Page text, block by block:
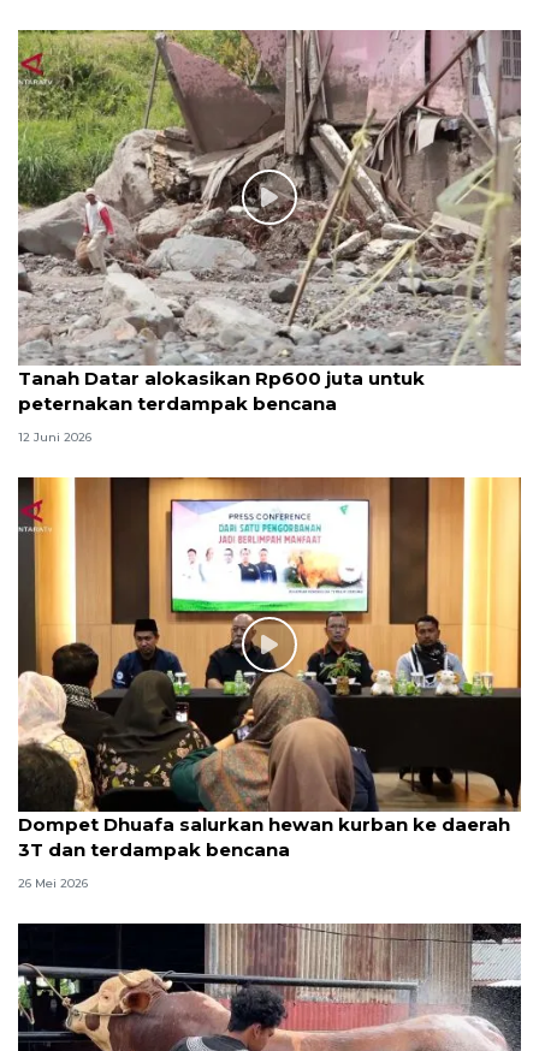
Tanah Datar alokasikan Rp600 juta untuk
peternakan terdampak bencana
12 Juni 2026
Dompet Dhuafa salurkan hewan kurban ke daerah
3T dan terdampak bencana
26 Mei 2026